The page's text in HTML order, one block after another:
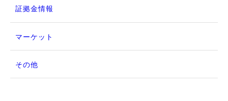
証拠金情報
マーケット
その他